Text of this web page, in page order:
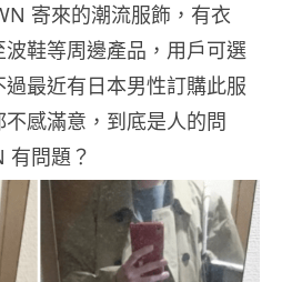
寄來的潮流服飾，有衣
鞋等周邊產品，用戶可選
最近有日本男性訂購此服
感滿意，到底是人的問
有問題？